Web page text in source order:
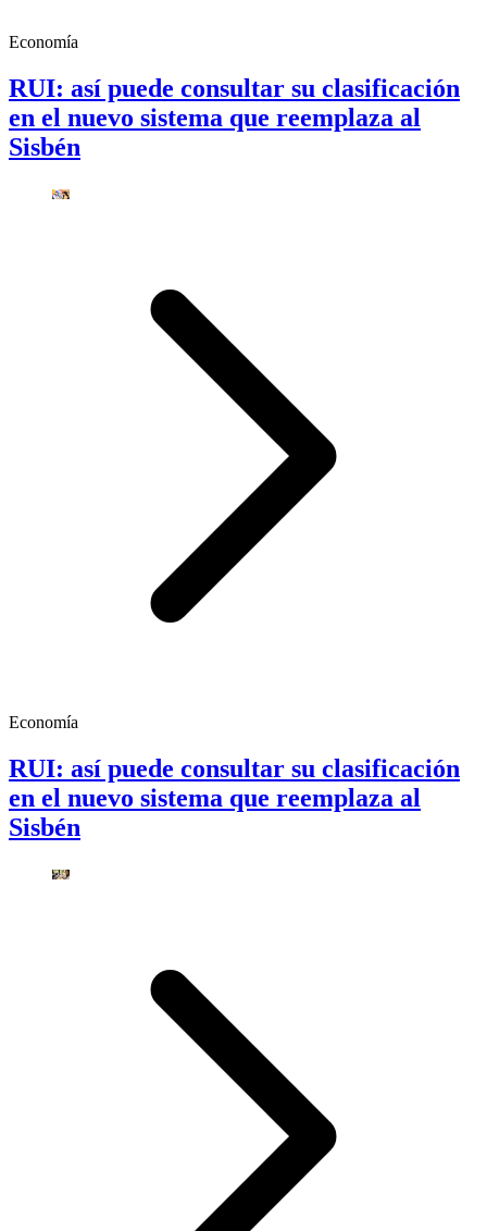
Economía
RUI: así puede consultar su clasificación
en el nuevo sistema que reemplaza al
Sisbén
Economía
RUI: así puede consultar su clasificación
en el nuevo sistema que reemplaza al
Sisbén